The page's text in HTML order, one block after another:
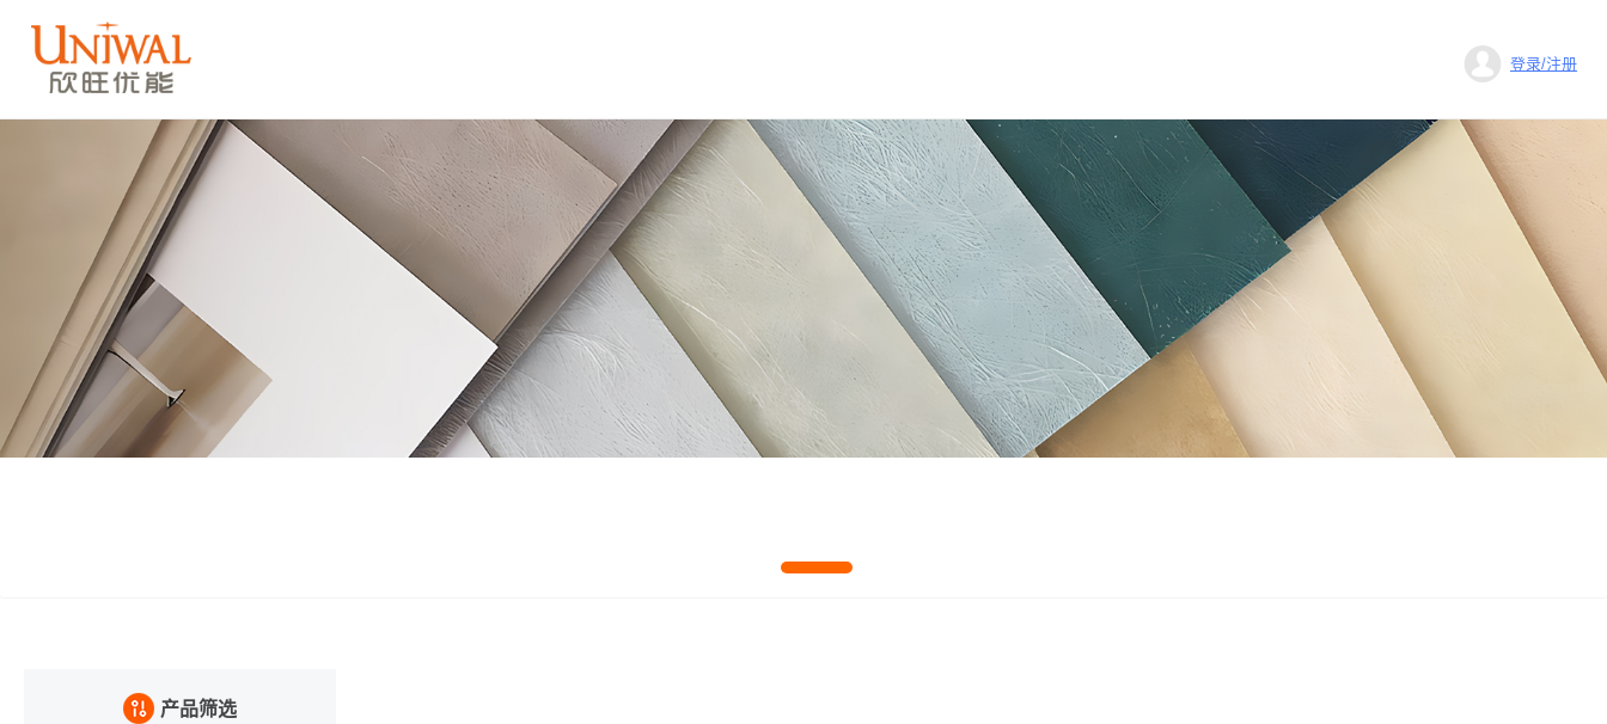
登录/注册
产品筛选